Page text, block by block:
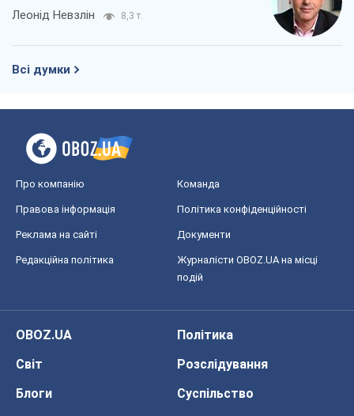
Леонід Невзлін 8,3 т.
Всі думки
Про компанію Команда
Правова інформація Політика конфіденційності
Реклама на сайті Документи
Редакційна політика
Журналісти OBOZ.UA на місці
подій
OBOZ.UA
Політика
Світ
Розслідування
Блоги
Суспільство